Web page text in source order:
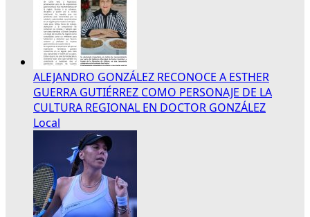
ALEJANDRO GONZÁLEZ RECONOCE A ESTHER
GUERRA GUTIÉRREZ COMO PERSONAJE DE LA
CULTURA REGIONAL EN DOCTOR GONZÁLEZ
Local